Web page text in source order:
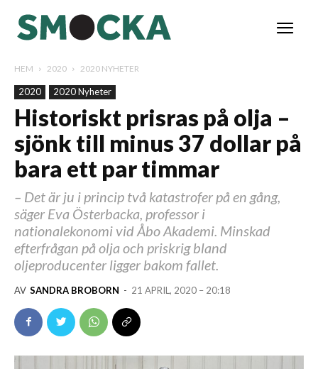
HEM 2020 2020 NYHETER
2020 2020 Nyheter
Historiskt prisras på olja –
sjönk till minus 37 dollar på
bara ett par timmar
– Det är ju i princip två katastrofer på en gång,
säger Eva Österbacka, professor i
nationalekonomi vid Åbo Akademi. Minskad
efterfrågan på olja och priskrig bland
oljeproducenter ligger bakom fallet.
AV SANDRA BROBORN - 21 APRIL, 2020 – 20:18